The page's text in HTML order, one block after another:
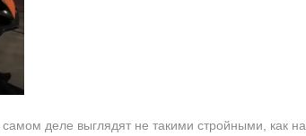
деле выглядят не такими стройными, как на